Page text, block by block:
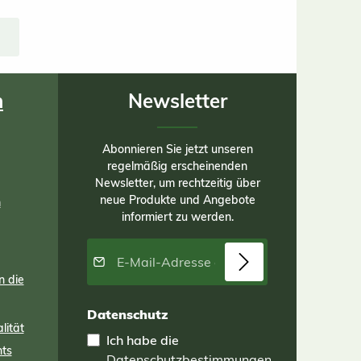
die
Newsletter
Abonnieren Sie jetzt unseren
regelmäßig erscheinenden
Newsletter, um rechtzeitig über
neue Produkte und Angebote
informiert zu werden.
E-Mail-Adresse*
Datenschutz
Ich habe die